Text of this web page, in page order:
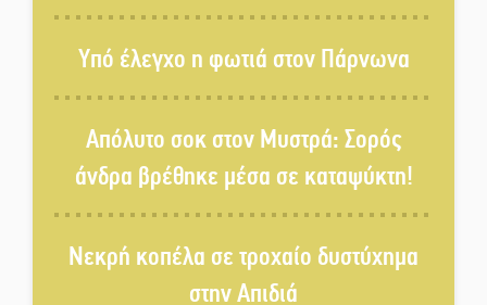
Πολιτισμός και παράδοση δίνουν
ραντεβού στην Αγόριανη
Η Σοχά ετοιμάζεται για ένα
δυναμικό καλοκαιρινό party
Ματάλειο Κολυμβητήριο την
εβδομάδα του
Υπό έλεγχο η φωτιά στον Πάρνωνα
Απόλυτο σοκ στον Μυστρά: Σορός
άνδρα βρέθηκε μέσα σε καταψύκτη!
Νεκρή κοπέλα σε τροχαίο δυστύχημα
στην Απιδιά